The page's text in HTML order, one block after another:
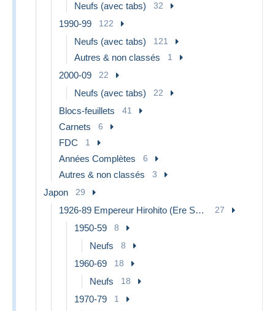
Neufs (avec tabs) 32
1990-99 122
Neufs (avec tabs) 121
Autres & non classés 1
2000-09 22
Neufs (avec tabs) 22
Blocs-feuillets 41
Carnets 6
FDC 1
Années Complètes 6
Autres & non classés 3
Japon 29
1926-89 Empereur Hirohito (Ere Showa) 27
1950-59 8
Neufs 8
1960-69 18
Neufs 18
1970-79 1